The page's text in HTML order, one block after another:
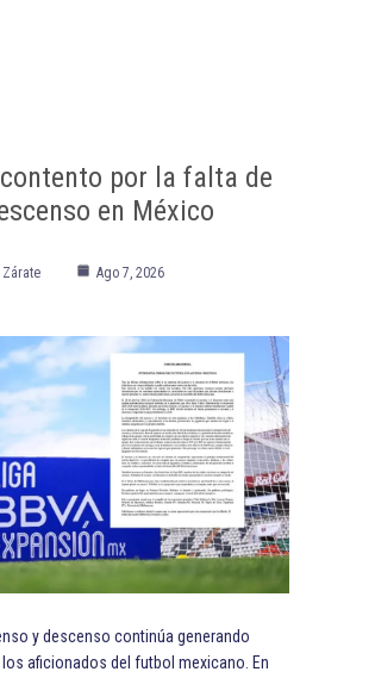
por la falta de
en México
Zárate
Ago 7, 2026
y descenso continúa generando
aficionados del futbol mexicano. En